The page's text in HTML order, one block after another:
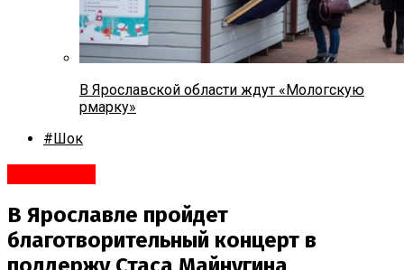
В Ярославской области ждут «Мологскую
рмарку»
#Шок
В Ярославле пройдет
благотворительный концерт в